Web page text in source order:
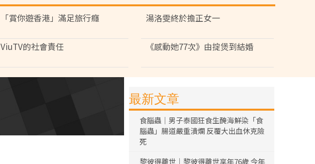
「賞你遊香港」滿足旅行癮 湯洛雯終於擔正女一
ViuTV的社會責任 《感動她77次》由掟煲到結婚
最新文章
食腦蟲｜男子泰國狂食生醃海鮮染「食
腦蟲」腸道嚴重潰爛 反覆大出血休克險
死
黎彼得離世｜黎彼得離世享年76歲 今年